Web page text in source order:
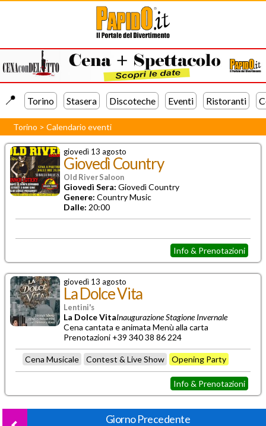
📍️ Torino Stasera Discoteche Eventi Ristoranti
Torino >Calendario eventi
giovedì 13 agosto
Giovedì Country
Old River Saloon
Giovedì Sera: Giovedì Country
Genere: Country Music
Dalle: 20:00
Info & Prenotazioni
giovedì 13 agosto
La Dolce Vita
Lentini's
La Dolce VitaInaugurazione Stagione Invernale
Cena cantata e animata Menù alla carta
Prenotazioni +39 340 38 86 224
Cena Musicale Contest & Live Show Opening Party
Info & Prenotazioni
Giorno Precedente